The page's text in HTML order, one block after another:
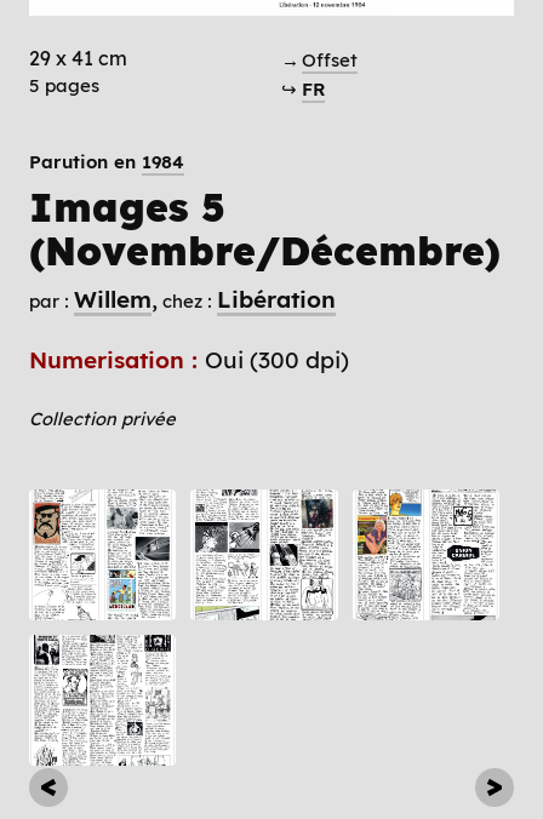
29 x 41 cm
5 pages
→ Offset
↪ FR
Parution en 1984
Images 5
(Novembre/Décembre)
par : Willem chez : Libération
Numerisation : Oui (300 dpi)
Collection privée